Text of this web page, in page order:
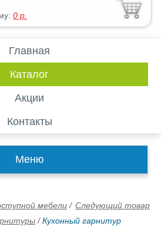
0 р.
Главная
Каталог
Акции
Контакты
Меню
Следующий товар
мебели /
/Кухонный гарнитур